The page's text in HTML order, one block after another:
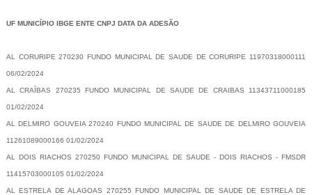
UF MUNICÍPIO IBGE ENTE CNPJ DATA DA ADESÃO
AL CORURIPE 270230 FUNDO MUNICIPAL DE SAUDE DE CORURIPE 11970318000111
06/02/2024
AL CRAÍBAS 270235 FUNDO MUNICIPAL DE SAUDE DE CRAIBAS 11343711000185
01/02/2024
AL DELMIRO GOUVEIA 270240 FUNDO MUNICIPAL DE SAUDE DE DELMIRO GOUVEIA
11261089000166 01/02/2024
AL DOIS RIACHOS 270250 FUNDO MUNICIPAL DE SAUDE - DOIS RIACHOS - FMSDR
11415703000105 01/02/2024
AL ESTRELA DE ALAGOAS 270255 FUNDO MUNICIPAL DE SAUDE DE ESTRELA DE